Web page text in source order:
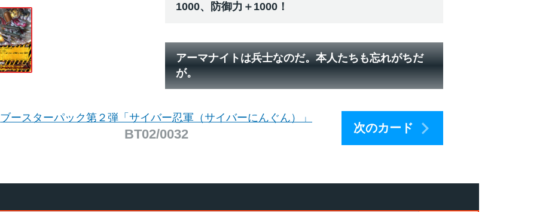
1000、防御力＋1000！
アーマナイトは兵士なのだ。本人たちも忘れがちだ
が。
ブースターパック第２弾「サイバー忍軍（サイバーにんぐん）」
BT02/0032 次のカード